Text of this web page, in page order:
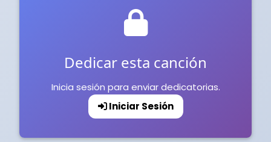
Dedicar esta canción
Inicia sesión para enviar dedicatorias.
Iniciar Sesión